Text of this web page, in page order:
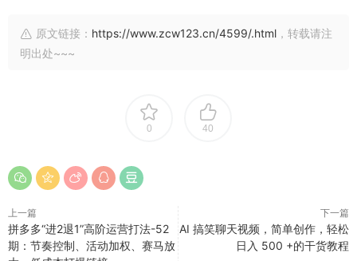
原文链接： https://www.zcw123.cn/4599/.html ，转载请注
明出处~~~
0 40
上一篇
拼多多“进2退1”高阶运营打法-52
期：节奏控制、活动加权、赛马放
下一篇
AI 搞笑聊天视频，简单创作，轻松
日入 500 +的干货教程